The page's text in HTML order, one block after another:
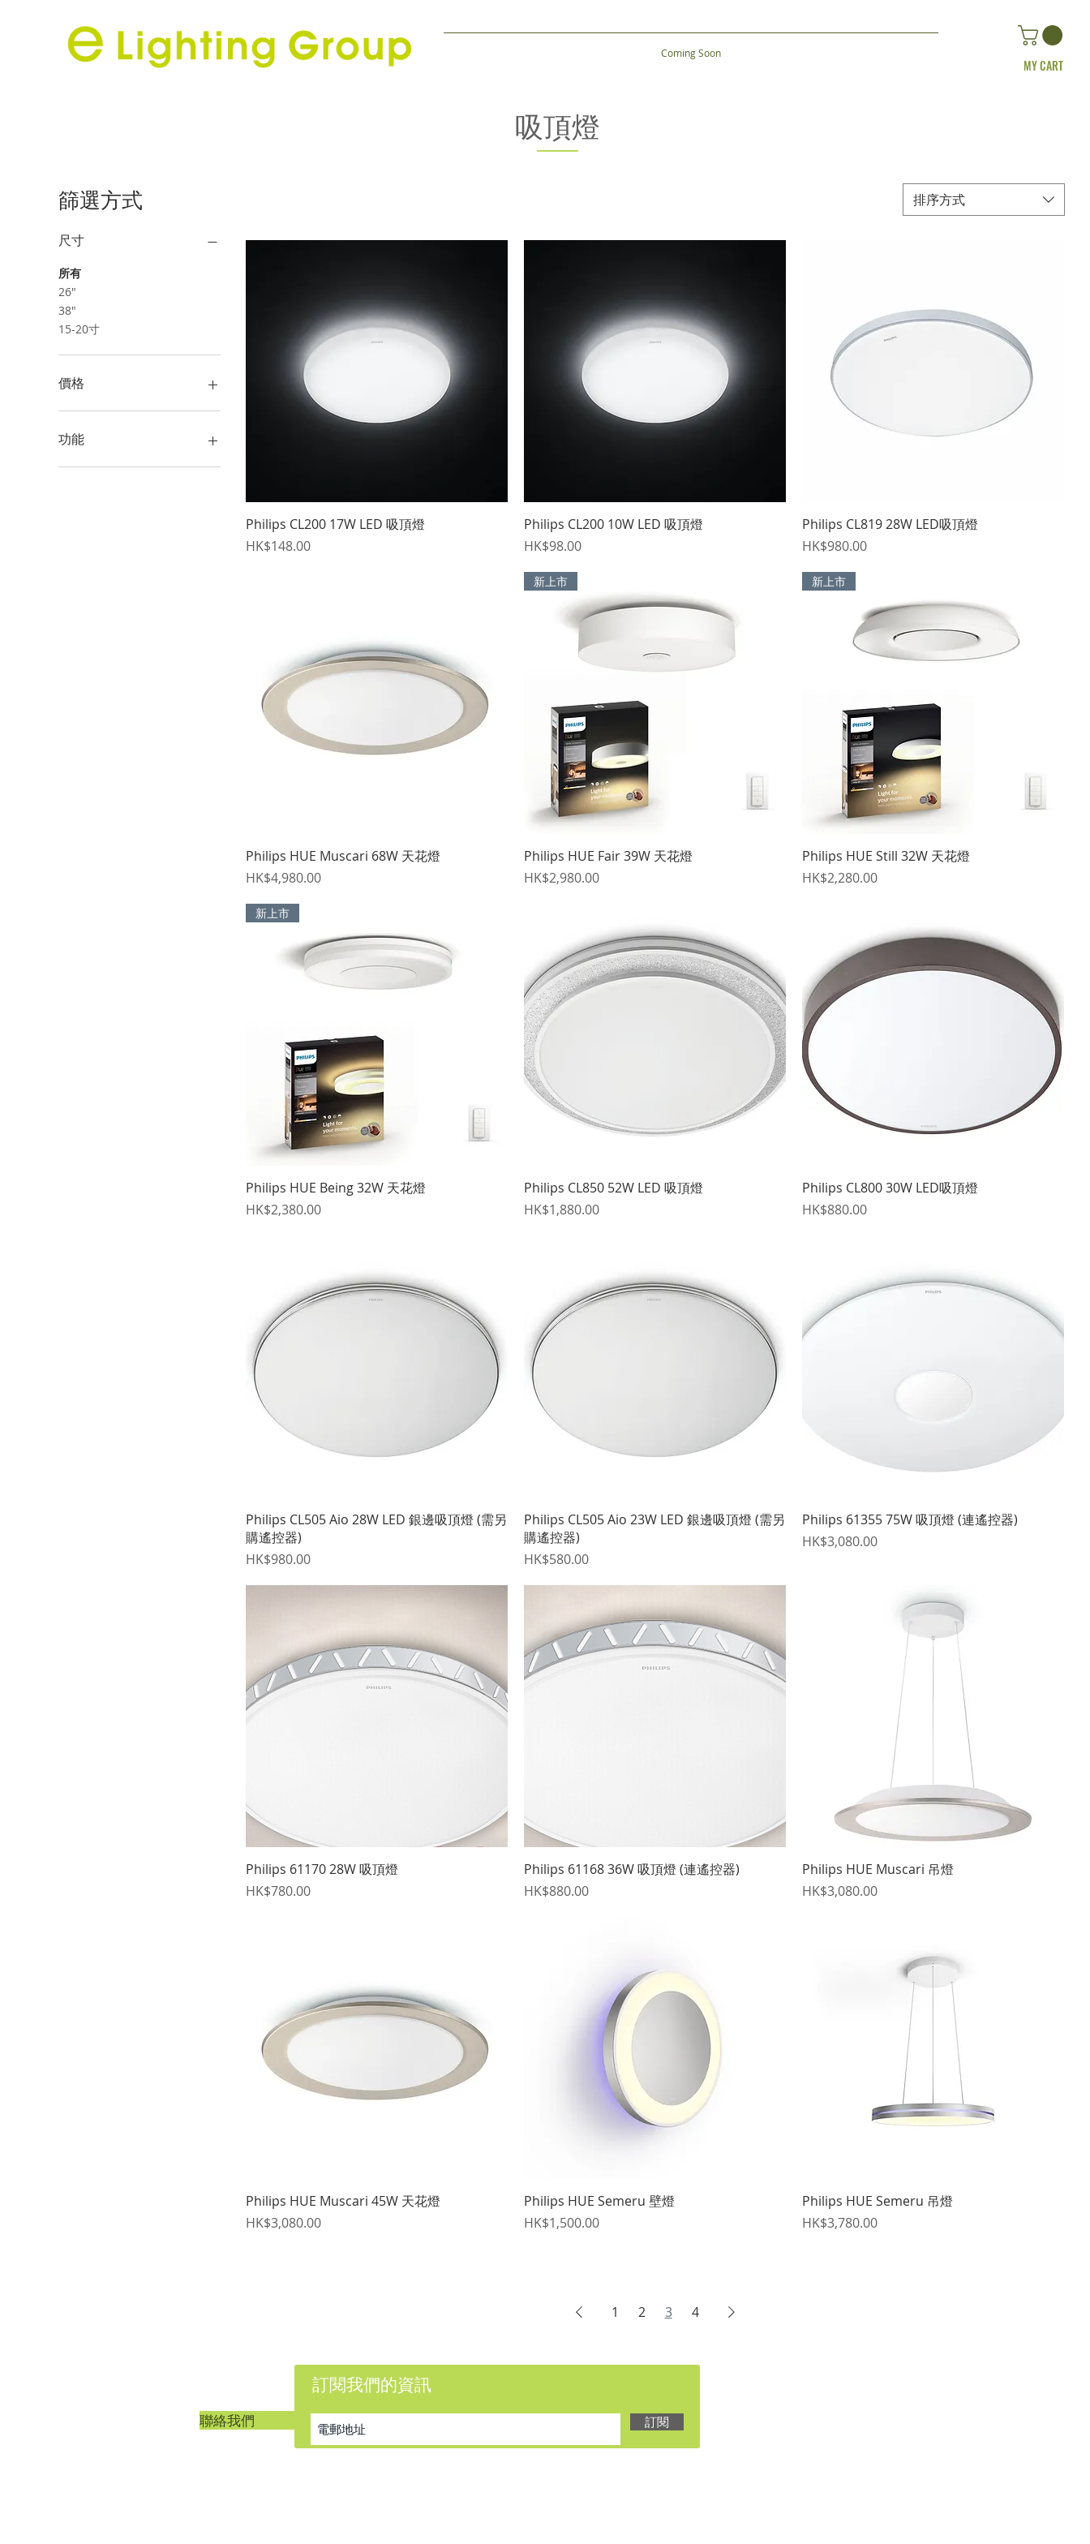
MY CART
Coming Soon
吸頂燈
篩選方式
尺寸
所有
26"
38"
15-20寸
價格
HK$0
功能
可調色溫
排序方式
快速瀏覽
Philips CL200 17W LED 吸頂燈
價格
HK$148.00
快速瀏覽
Philips CL200 10W LED 吸頂燈
價格
HK$98.00
快速瀏覽
Philips CL819 28W LED吸頂燈
價格
HK$980.00
快速瀏覽
Philips HUE Muscari 68W 天花燈
價格
HK$4,980.00
快速瀏覽
新上市
Philips HUE Fair 39W 天花燈
價格
HK$2,980.00
快速瀏覽
新上市
Philips HUE Still 32W 天花燈
價格
HK$2,280.00
快速瀏覽
新上市
Philips HUE Being 32W 天花燈
價格
HK$2,380.00
快速瀏覽
Philips CL850 52W LED 吸頂燈
價格
HK$1,880.00
快速瀏覽
Philips CL800 30W LED吸頂燈
價格
HK$880.00
快速瀏覽
Philips CL505 Aio 28W LED 銀邊吸頂燈 (需另
購遙控器)
價格
HK$980.00
快速瀏覽
Philips CL505 Aio 23W LED 銀邊吸頂燈 (需另
購遙控器)
價格
HK$580.00
快速瀏覽
Philips 61355 75W 吸頂燈 (連遙控器)
價格
HK$3,080.00
快速瀏覽
Philips 61170 28W 吸頂燈
價格
HK$780.00
快速瀏覽
Philips 61168 36W 吸頂燈 (連遙控器)
價格
HK$880.00
快速瀏覽
Philips HUE Muscari 吊燈
價格
HK$3,080.00
快速瀏覽
Philips HUE Muscari 45W 天花燈
價格
HK$3,080.00
快速瀏覽
Philips HUE Semeru 壁燈
價格
HK$1,500.00
快速瀏覽
Philips HUE Semeru 吊燈
價格
HK$3,780.00
1 2 3 4
聯絡我們
訂閱我們的資訊
訂閱